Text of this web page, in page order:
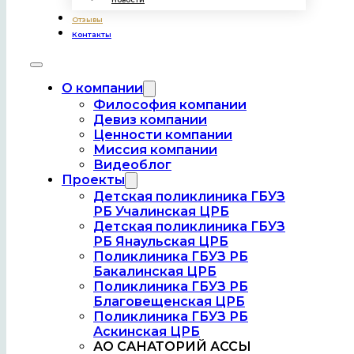
Отзывы
Контакты
О компании
Философия компании
Девиз компании
Ценности компании
Миссия компании
Видеоблог
Проекты
Детская поликлиника ГБУЗ
РБ Учалинская ЦРБ
Детская поликлиника ГБУЗ
РБ Янаульская ЦРБ
Поликлиника ГБУЗ РБ
Бакалинская ЦРБ
Поликлиника ГБУЗ РБ
Благовещенская ЦРБ
Поликлиника ГБУЗ РБ
Аскинская ЦРБ
АО САНАТОРИЙ АССЫ
Уфа